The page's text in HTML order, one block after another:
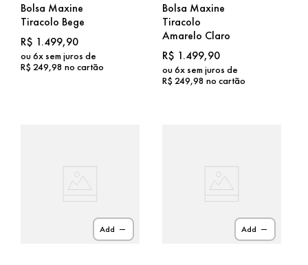
Bolsa Maxine
Tiracolo Bege
R$ 1.499,90
ou6x sem juros de
R$ 249,98 no cartão
Bolsa Maxine
Tiracolo
Amarelo Claro
R$ 1.499,90
ou6x sem juros de
R$ 249,98 no cartão
Add Add